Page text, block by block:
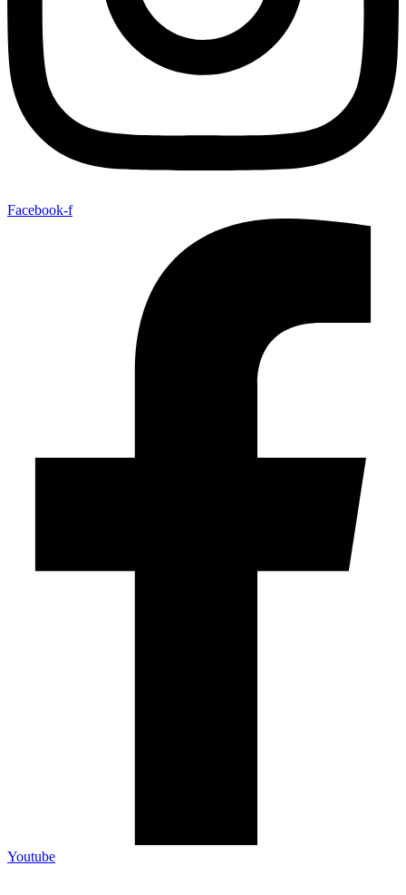
Facebook-f
Youtube